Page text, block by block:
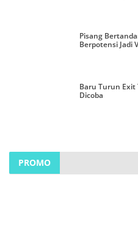
Pisang
Berpotensi Jadi
Baru Turun Exit
Dicoba
PROMO